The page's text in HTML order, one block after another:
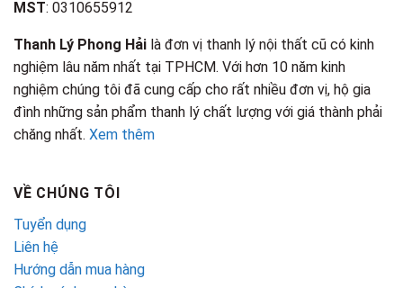
MST: 0310655912
Thanh Lý Phong Hải là đơn vị thanh lý nội thất cũ có kinh
nghiệm lâu năm nhất tại TPHCM. Với hơn 10 năm kinh
nghiệm chúng tôi đã cung cấp cho rất nhiều đơn vị, hộ gia
đình những sản phẩm thanh lý chất lượng với giá thành phải
chăng nhất. Xem thêm
VỀ CHÚNG TÔI
Tuyển dụng
Liên hệ
Hướng dẫn mua hàng